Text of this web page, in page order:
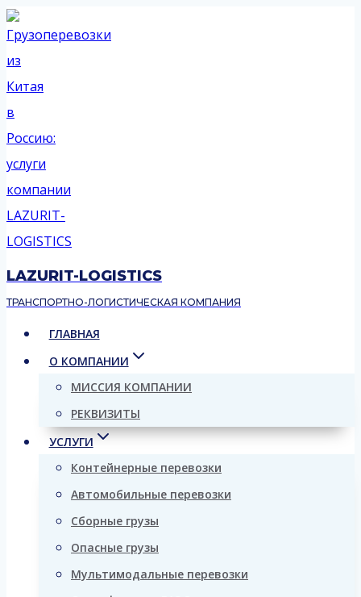
Перейти
к
содержимому
LAZURIT-LOGISTICS
ТРАНСПОРТНО-ЛОГИСТИЧЕСКАЯ КОМПАНИЯ
ГЛАВНАЯ
О КОМПАНИИ
МИССИЯ КОМПАНИИ
РЕКВИЗИТЫ
УСЛУГИ
Контейнерные перевозки
Автомобильные перевозки
Сборные грузы
Опасные грузы
Мультимодальные перевозки